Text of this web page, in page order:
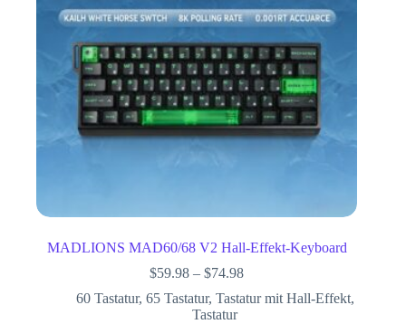
MADLIONS MAD60/68 V2 Hall-Effekt-Keyboard
$59.98 –$74.98
60 Tastatur, 65 Tastatur, Tastatur mit Hall-Effekt,
Tastatur